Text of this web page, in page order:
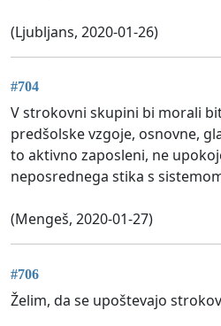
(Ljubljans, 2020-01-26)
#704
V strokovni skupini bi morali
predšolske vzgoje, osnovne,
to aktivno zaposleni, ne
neposrednega stika s
(Mengeš, 2020-01-27)
#706
Želim, da se upoštevajo